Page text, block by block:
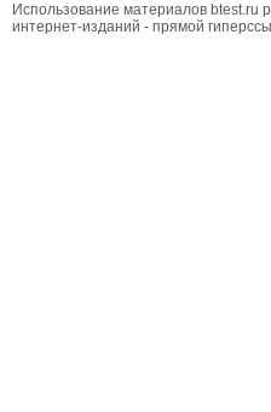
Использование материалов btest.ru
интернет-изданий - прямой